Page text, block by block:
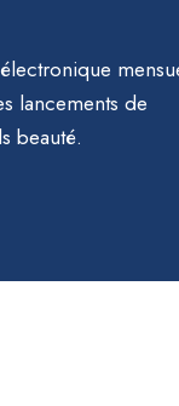
lancements de
beauté.